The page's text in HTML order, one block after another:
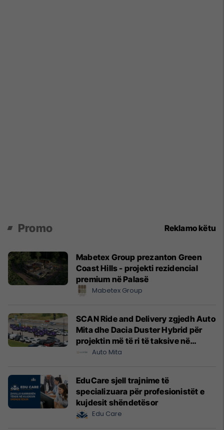
Promo Reklamo këtu
Mabetex Group prezanton Green
Coast Hills - projekti rezidencial
premium në Palasë
Mabetex Group
SCAN Ride and Delivery zgjedh Auto
Mita dhe Dacia Duster Hybrid për
projektin më të ri të taksive në
Prishtinë
Auto Mita
EduCare sjell trajnime të
specializuara për profesionistët e
kujdesit shëndetësor
Edu Care